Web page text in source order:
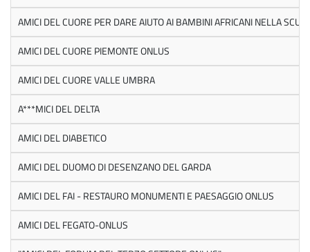
AMICI DEL CUORE PER DARE AIUTO AI BAMBINI AFRICANI NELLA
AMICI DEL CUORE PIEMONTE ONLUS
AMICI DEL CUORE VALLE UMBRA
A***MICI DEL DELTA
AMICI DEL DIABETICO
AMICI DEL DUOMO DI DESENZANO DEL GARDA
AMICI DEL FAI - RESTAURO MONUMENTI E PAESAGGIO ONLUS
AMICI DEL FEGATO-ONLUS